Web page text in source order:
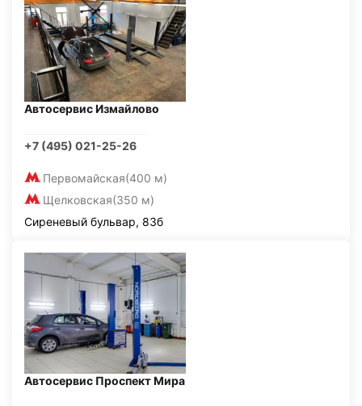
Автосервис Измайлово
+7 (495) 021-25-26
Первомайская(400 м)
Щелковская(350 м)
Сиреневый бульвар, 83б
Автосервис Проспект Мира